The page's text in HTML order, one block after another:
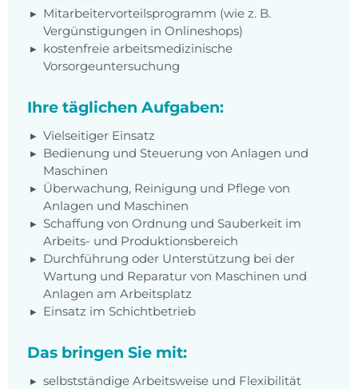
Mitarbeitervorteilsprogramm (wie z. B.
Vergünstigungen in Onlineshops)
kostenfreie arbeitsmedizinische
Vorsorgeuntersuchung
Ihre täglichen Aufgaben:
Vielseitiger Einsatz
Bedienung und Steuerung von Anlagen und
Maschinen
Überwachung, Reinigung und Pflege von
Anlagen und Maschinen
Schaffung von Ordnung und Sauberkeit im
Arbeits- und Produktionsbereich
Durchführung oder Unterstützung bei der
Wartung und Reparatur von Maschinen und
Anlagen am Arbeitsplatz
Einsatz im Schichtbetrieb
Das bringen Sie mit:
selbstständige Arbeitsweise und Flexibilität